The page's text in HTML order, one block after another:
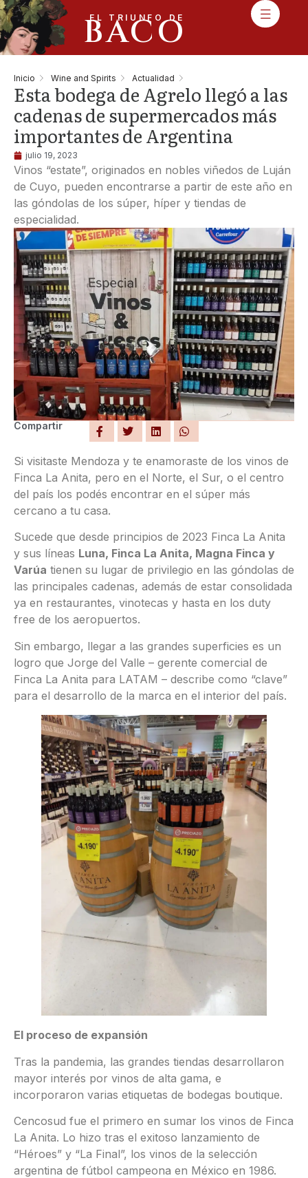
EL TRIUNFO DE
BACO
Inicio Wine and Spirits Actualidad
Esta bodega de Agrelo llegó a las
cadenas de supermercados más
importantes de Argentina
julio 19, 2023
Vinos “estate”, originados en nobles viñedos de Luján
de Cuyo, pueden encontrarse a partir de este año en
las góndolas de los súper, híper y tiendas de
especialidad.
Compartir
Si visitaste Mendoza y te enamoraste de los vinos de
Finca La Anita, pero en el Norte, el Sur, o el centro
del país los podés encontrar en el súper más
cercano a tu casa.
Sucede que desde principios de 2023 Finca La Anita
y sus líneas Luna, Finca La Anita, Magna Finca y
Varúa tienen su lugar de privilegio en las góndolas de
las principales cadenas, además de estar consolidada
ya en restaurantes, vinotecas y hasta en los duty
free de los aeropuertos.
Sin embargo, llegar a las grandes superficies es un
logro que Jorge del Valle – gerente comercial de
Finca La Anita para LATAM – describe como “clave”
para el desarrollo de la marca en el interior del país.
El proceso de expansión
Tras la pandemia, las grandes tiendas desarrollaron
mayor interés por vinos de alta gama, e
incorporaron varias etiquetas de bodegas boutique.
Cencosud fue el primero en sumar los vinos de Finca
La Anita. Lo hizo tras el exitoso lanzamiento de
“Héroes” y “La Final”, los vinos de la selección
argentina de fútbol campeona en México en 1986.